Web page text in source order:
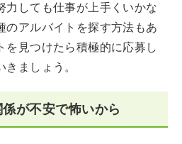
力しても仕事が上手くいかな
のアルバイトを探す方法もあ
を見つけたら積極的に応募し
ましょう。
が不安で怖いから